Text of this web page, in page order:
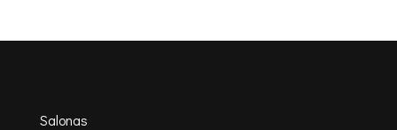
€389.00.€279.00.
Salonas